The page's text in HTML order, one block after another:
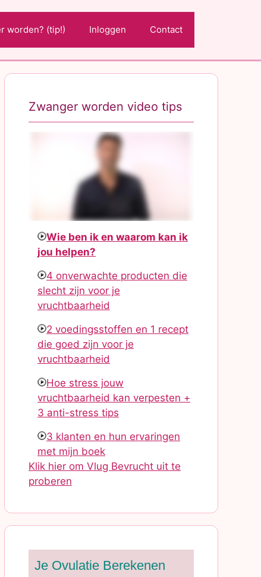
worden? (tip!) Inloggen Contact
Zwanger worden video tips
Wie ben ik en waarom kan ik
jou helpen?
4 onverwachte producten die
slecht zijn voor je
vruchtbaarheid
2 voedingsstoffen en 1 recept
die goed zijn voor je
vruchtbaarheid
Hoe stress jouw
vruchtbaarheid kan verpesten +
3 anti-stress tips
3 klanten en hun ervaringen
met mijn boek
Klik hier om Vlug Bevrucht uit te
proberen
Je Ovulatie Berekenen